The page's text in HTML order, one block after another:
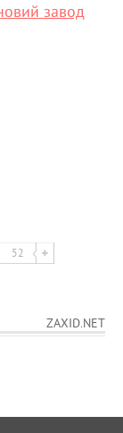
завод
52
ZAXID.NET